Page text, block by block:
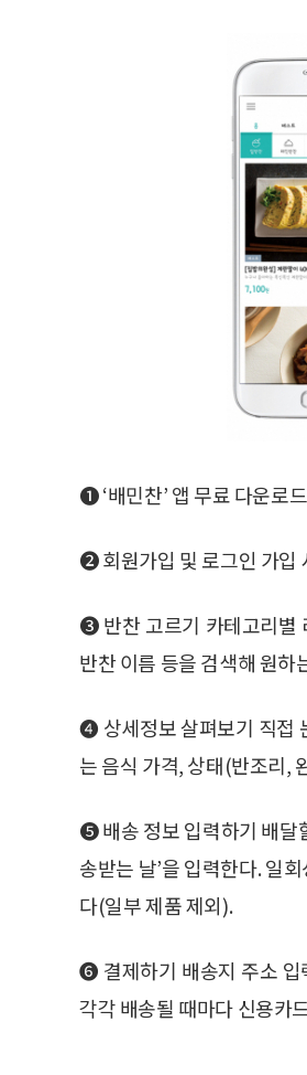
➊ ‘배민찬’ 앱 무료 다운로드
➋ 회원가입 및 로그인 가입
➌ 반찬 고르기 카테고리별
반찬 이름 등을 검색해 원하
➍ 상세정보 살펴보기 직접
는 음식 가격, 상태(반조리,
➎ 배송 정보 입력하기 배달
송받는 날’을 입력한다. 일
다(일부 제품 제외).
➏ 결제하기 배송지 주소 입
각각 배송될 때마다 신용카